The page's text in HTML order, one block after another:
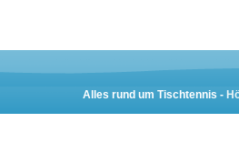
Alles rund um Tischtennis -